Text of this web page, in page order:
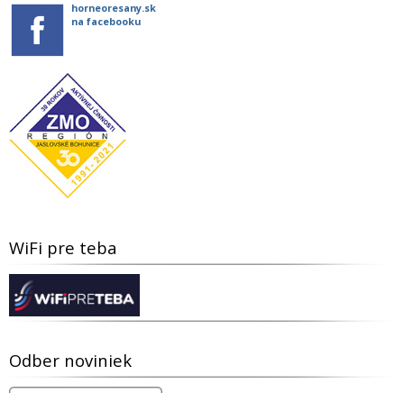
horneoresany.sk
na facebooku
WiFi pre teba
Odber noviniek